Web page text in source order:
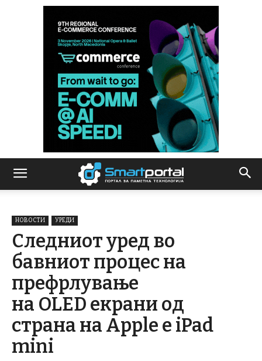
НОВОСТИ УРЕДИ
Следниот уред во
бавниот процес на
префрлување
на OLED екрани од
страна на Apple е iPad
mini